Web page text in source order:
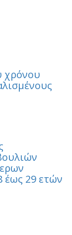
χρόνου
έως 29 ετών